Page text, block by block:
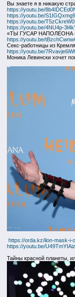
Вы знаете я в никакую
https://youtu.be/
https://youtu.be/
https://youtu.be/
https://youtu.be/4NU4p-
«ТЫ ГУСАР
https://youtu.be/
Секс-работницы из
https://youtu.be/
Моника Левински хочет
https://orda.kz/ilon-mask-i-
https://youtu.be/
Тайны красной планеты,